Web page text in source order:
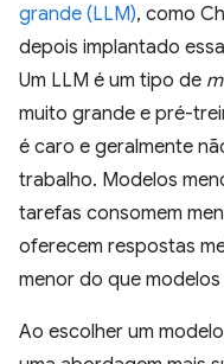
grande (LLM), como
depois implantado
Um LLM é um tipo de
muito grande e pré-
é caro e geralmente
trabalho. Modelos
tarefas consomem
oferecem respostas
menor do que modelos
Ao escolher um